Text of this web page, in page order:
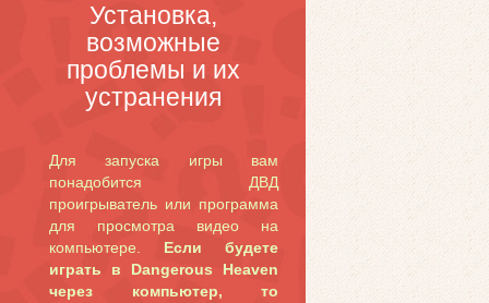
Установка,
возможные
проблемы и их
устранения
Для запуска игры вам
понадобится ДВД
проигрыватель или программа
для просмотра видео на
компьютере. Если будете
играть в Dangerous Heaven
через компьютер, то